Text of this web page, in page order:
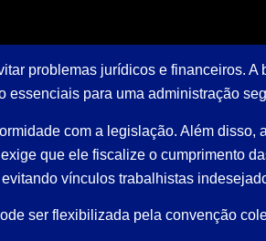
problemas jurídicos e financeiros. A
essenciais para uma administração
com a legislação. Além disso,
que ele fiscalize o cumprimento
vínculos trabalhistas
ser flexibilizada pela convenção